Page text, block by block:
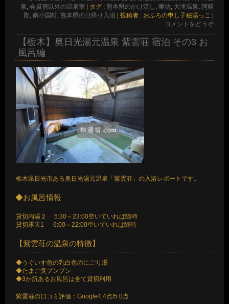
泉, 会員宿以外の温泉宿 タグ : 熊本県のかけ流し , 華坊, 大滝温泉, 阿蘇
郡, 南小国町, 熊本県の日帰り入浴 投稿者 : おふろの申し子秘湯っこ
コメントをどうぞ
【栃木】奥日光湯元温泉 紫雲荘 宿泊 その3 お
風呂編
栃木県日光市ある奥日光湯元温泉「紫雲荘」の入浴レポートです。
◆お風呂情報
貸切内湯２ 5:30～23:00空いていれば随時
貸切露天1 6:00～22:00空いていれば随時
【紫雲荘の温泉の特徴】
◆うぐいす色の乳白色のにごり湯
◆たまご臭プンプン
◆3か所あるお風呂は全て貸切利用
紫雲荘の口コミ評価：Google4.4点/5.0点